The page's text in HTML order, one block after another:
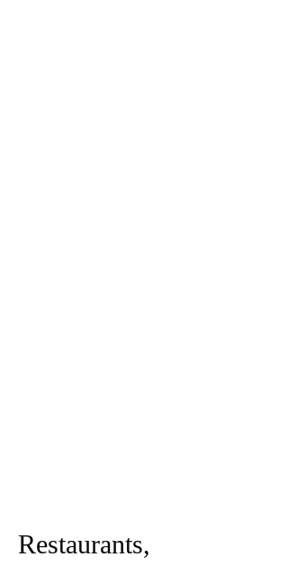
Restaurants,